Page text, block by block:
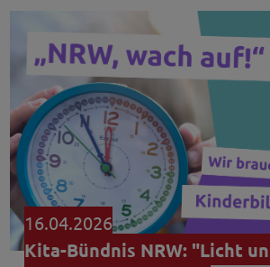
16.04.2026
Kita-Bündnis NRW: "Licht